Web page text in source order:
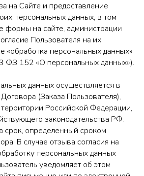
на Сайте и предоставление
персональных данных, в том
формы на сайте, администрации
Пользователя на их
«обработка персональных данных»
ФЗ 152 «О персональных данных»).
данных осуществляется в
(Заказа Пользователя),
Российской Федерации,
законодательства РФ.
срок, определенный сроком
В случае отзыва согласия на
персональных данных
уведомляет об этом